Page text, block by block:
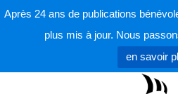
Après 24 ans de publications
plus mis à jour. Nous
en savoir